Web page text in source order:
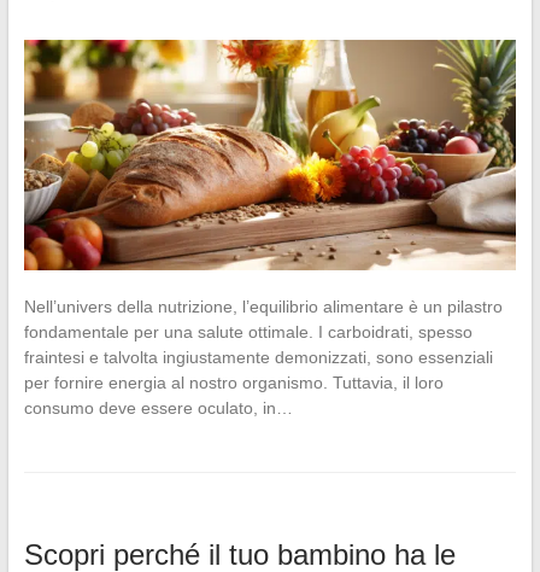
Nell’univers della nutrizione, l’equilibrio alimentare è un pilastro
fondamentale per una salute ottimale. I carboidrati, spesso
fraintesi e talvolta ingiustamente demonizzati, sono essenziali
per fornire energia al nostro organismo. Tuttavia, il loro
consumo deve essere oculato, in…
Scopri perché il tuo bambino ha le